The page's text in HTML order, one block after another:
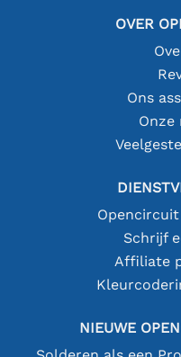
OVER
Ons
Onze
Schrijf
Affiliate
NIEUWE